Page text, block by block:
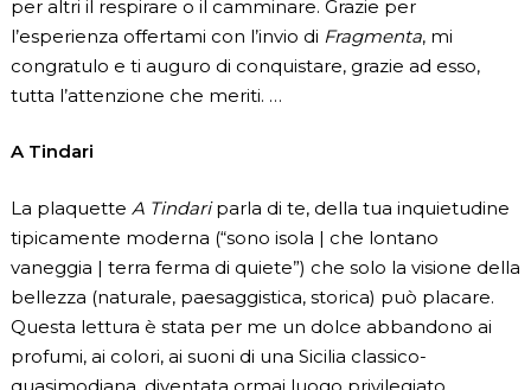
per altri il respirare o il camminare. Grazie per
l’esperienza offertami con l’invio di Fragmenta, mi
congratulo e ti auguro di conquistare, grazie ad esso,
tutta l’attenzione che meriti. …
A Tindari
La plaquette A Tindariparla di te, della tua inquietudine
tipicamente moderna (“sono isola | che lontano
vaneggia | terra ferma di quiete”) che solo la visione della
bellezza (naturale, paesaggistica, storica) può placare.
Questa lettura è stata per me un dolce abbandono ai
profumi, ai colori, ai suoni di una Sicilia classico-